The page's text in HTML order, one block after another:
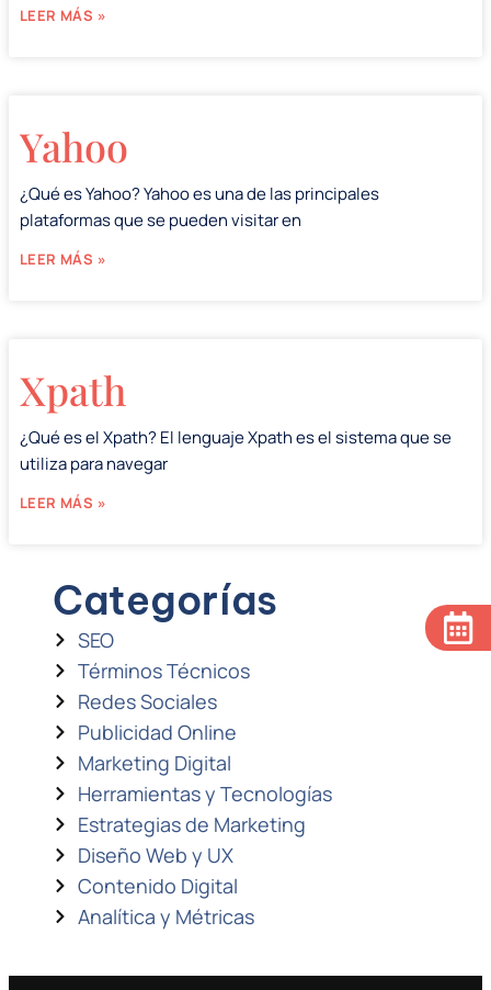
LEER MÁS »
Yahoo
¿Qué es Yahoo? Yahoo es una de las principales
plataformas que se pueden visitar en
LEER MÁS »
Xpath
¿Qué es el Xpath? El lenguaje Xpath es el sistema que se
utiliza para navegar
LEER MÁS »
Categorías
SEO
Términos Técnicos
Redes Sociales
Publicidad Online
Marketing Digital
Herramientas y Tecnologías
Estrategias de Marketing
Diseño Web y UX
Contenido Digital
Analítica y Métricas